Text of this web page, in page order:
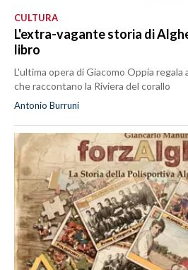
CULTURA
L'extra-vagante storia di
libro
L'ultima opera di Giacomo Oppia
che raccontano la Riviera del corallo
Antonio Burruni